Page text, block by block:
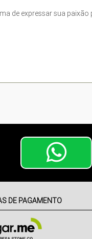
de expressar sua paixão
DE PAGAMENTO